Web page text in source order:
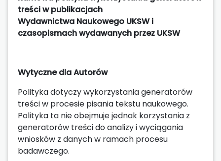
treści w publikacjach
Wydawnictwa Naukowego UKSW i
czasopismach wydawanych przez UKSW
Wytyczne dla Autorów
Polityka dotyczy wykorzystania generatorów
treści w procesie pisania tekstu naukowego.
Polityka ta nie obejmuje jednak korzystania z
generatorów treści do analizy i wyciągania
wniosków z danych w ramach procesu
badawczego.